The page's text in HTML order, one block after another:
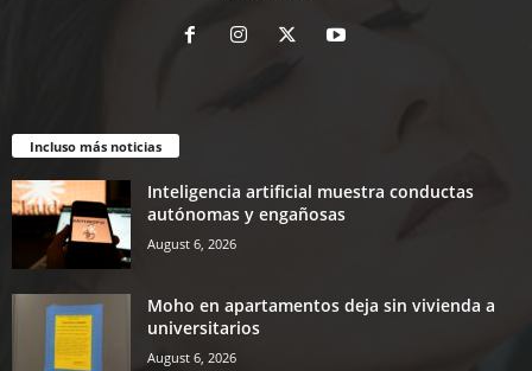
Incluso más noticias
Inteligencia artificial muestra conductas
autónomas y engañosas
August 6, 2026
Moho en apartamentos deja sin vivienda a
universitarios
August 6, 2026